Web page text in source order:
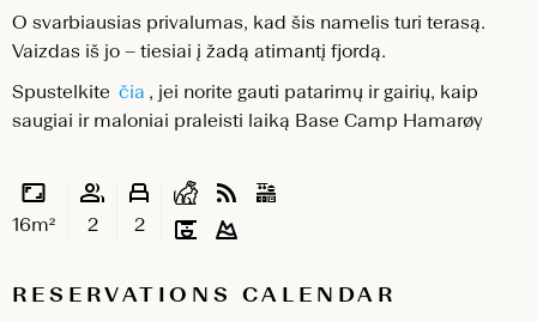
O svarbiausias privalumas, kad šis namelis turi terasą.
Vaizdas iš jo – tiesiai į žadą atimantį fjordą.
Spustelkite čia , jei norite gauti patarimų ir gairių, kaip
saugiai ir maloniai praleisti laiką Base Camp Hamarøy
16m² 2 2
RESERVATIONS CALENDAR